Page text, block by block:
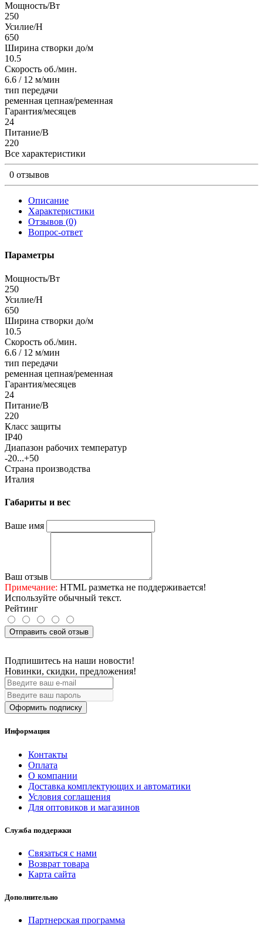
Мощность/Вт
250
Усилие/Н
650
Ширина створки до/м
10.5
Скорость об./мин.
6.6 / 12 м/мин
тип передачи
ременная цепная/ременная
Гарантия/месяцев
24
Питание/В
220
Все характеристики
0 отзывов
Описание
Характеристики
Отзывов (0)
Вопрос-ответ
Параметры
Мощность/Вт
250
Усилие/Н
650
Ширина створки до/м
10.5
Скорость об./мин.
6.6 / 12 м/мин
тип передачи
ременная цепная/ременная
Гарантия/месяцев
24
Питание/В
220
Класс защиты
IP40
Диапазон рабочих температур
-20...+50
Страна производства
Италия
Габариты и вес
Ваше имя
Ваш отзыв
Примечание: HTML разметка не поддерживается!
Используйте обычный текст.
Рейтинг
Отправить свой отзыв
Подпишитесь на наши новости!
Новинки, скидки, предложения!
Оформить подписку
Информация
Контакты
Оплата
О компании
Доставка комплектующих и автоматики
Условия соглашения
Для оптовиков и магазинов
Служба поддержки
Связаться с нами
Возврат товара
Карта сайта
Дополнительно
Партнерская программа